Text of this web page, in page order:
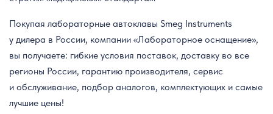
Покупая лабораторные автоклавы Smeg Instruments
у дилера в России, компании «Лабораторное оснащение»,
вы получаете: гибкие условия поставок, доставку во все
регионы России, гарантию производителя, сервис
и обслуживание, подбор аналогов, комплектующих и самые
лучшие цены!